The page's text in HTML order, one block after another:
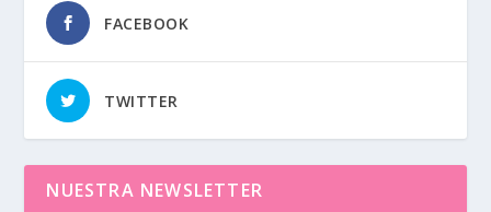
FACEBOOK
TWITTER
NUESTRA NEWSLETTER